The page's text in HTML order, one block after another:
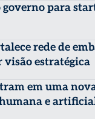
governo para
rede de
estratégica
em uma
e